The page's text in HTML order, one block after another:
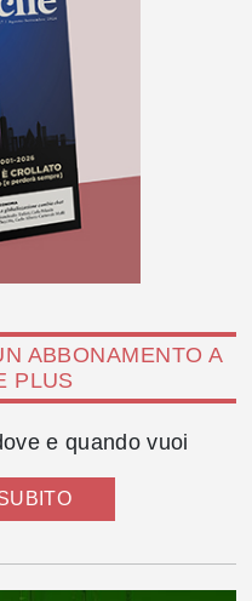
ABBONAMENTO A
PLUS
e quando vuoi